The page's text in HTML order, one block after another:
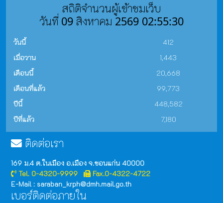
สถิติจำนวนผู้เข้าชมเว็บ
วันที่ 09 สิงหาคม 2569 02:55:30
วันนี้
412
เมื่อวาน
1,443
เดือนนี้
20,668
เดือนที่แล้ว
99,773
ปีนี้
448,582
ปีที่แล้ว
7,180
ติดต่อเรา
169 ม.4 ต.ในเมือง อ.เมือง จ.ขอนแก่น 40000
Tel. 0-4320-9999
Fax.0-4322-4722
E-Mail : saraban_krph@dmh.mail.go.th
เบอร์ติดต่อภายใน